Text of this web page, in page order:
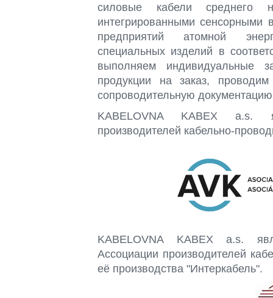
силовые кабели среднего
интегрированными
предприятий атомной
специальных изделий в
выполняем индивидуальные
продукции на заказ,
сопроводительную
KABELOVNA KABEX a.s.
производителей кабельно-
KABELOVNA KABEX a.s.
Ассоциации производителей
её производства "Интеркабель".